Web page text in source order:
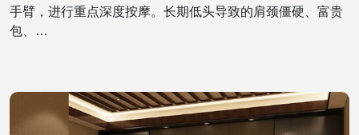
手臂，进行重点深度按摩。长期低头导致的肩颈僵硬、富贵
包、…